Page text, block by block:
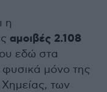
η
αμοιβές 2.108
εδώ στα
φυσικά μόνο της
των